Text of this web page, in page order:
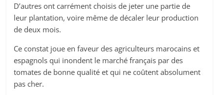
D’autres ont carrément choisis de jeter une partie de
leur plantation, voire même de décaler leur production
de deux mois.
Ce constat joue en faveur des agriculteurs marocains et
espagnols qui inondent le marché français par des
tomates de bonne qualité et qui ne coûtent absolument
pas cher.